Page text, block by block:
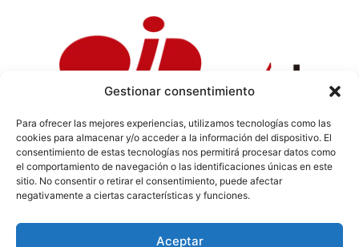
Gestionar consentimiento
Para ofrecer las mejores experiencias, utilizamos tecnologías como las
cookies para almacenar y/o acceder a la información del dispositivo. El
consentimiento de estas tecnologías nos permitirá procesar datos como
el comportamiento de navegación o las identificaciones únicas en este
sitio. No consentir o retirar el consentimiento, puede afectar
negativamente a ciertas características y funciones.
Aceptar
Política de Privacidad| Política de Cookies|Aviso
Legal|Codi ètic|Tarifes de Publicitat